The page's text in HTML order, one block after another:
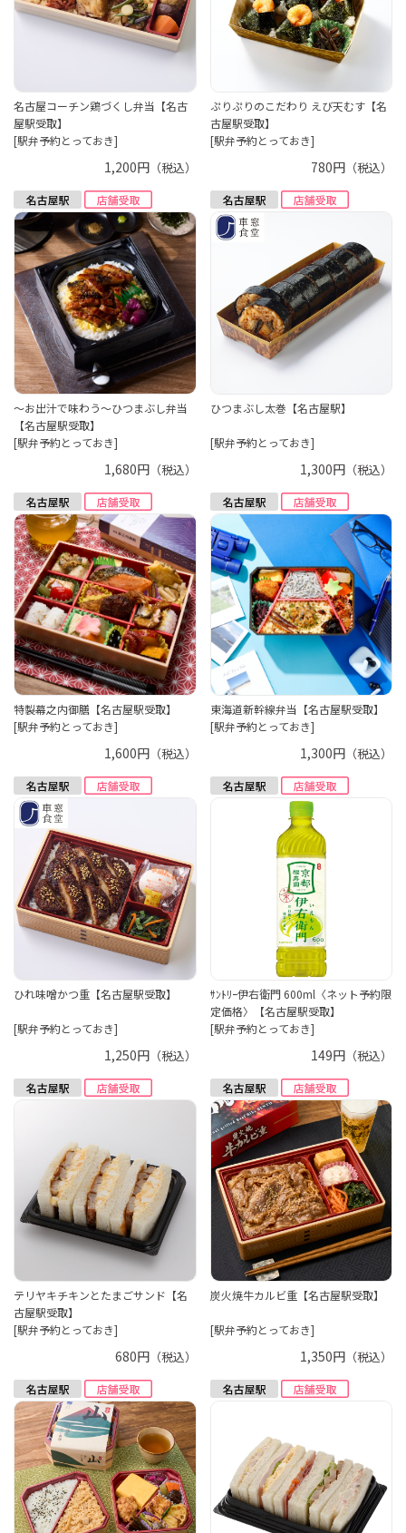
名古屋コーチン鶏づくし弁当【名古
屋駅受取】
[駅弁予約とっておき]
1,200円（税込）
ぷりぷりのこだわり えび天むす【名
古屋駅受取】
[駅弁予約とっておき]
780円 （税込）
～お出汁で味わう～ひつまぶし弁当
【名古屋駅受取】
[駅弁予約とっておき]
1,680円（税込）
ひつまぶし太巻【名古屋駅】
[駅弁予約とっておき]
1,300円 （税込）
特製幕之内御膳【名古屋駅受取】
[駅弁予約とっておき]
1,600円（税込）
東海道新幹線弁当【名古屋駅受取】
[駅弁予約とっておき]
1,300円 （税込）
ひれ味噌かつ重【名古屋駅受取】
[駅弁予約とっておき]
1,250円（税込）
ｻﾝﾄﾘｰ伊右衛門 600ml〈ネット予約限
定価格〉【名古屋駅受取】
[駅弁予約とっておき]
149円 （税込）
テリヤキチキンとたまごサンド【名
古屋駅受取】
[駅弁予約とっておき]
680円（税込）
炭火焼牛カルビ重【名古屋駅受取】
[駅弁予約とっておき]
1,350円 （税込）